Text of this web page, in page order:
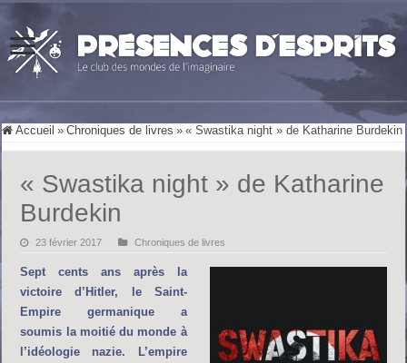
Accueil » Chroniques de livres » « Swastika night » de Katharine Burdekin
« Swastika night » de Katharine
Burdekin
23 février 2017 Chroniques de livres
Sept cents ans après la
victoire d’Hitler, le Saint-
Empire germanique a
soumis la moitié du monde à
l’idéologie nazie. L’empire